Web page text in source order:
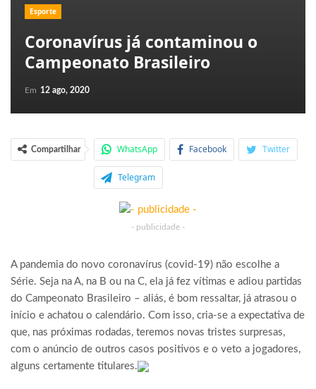
Esporte
Coronavírus já contaminou o
Campeonato Brasileiro
Em 12 ago, 2020
Compartilhar WhatsApp Facebook Twitter
Telegram
- publicidade -
A pandemia do novo coronavírus (covid-19) não escolhe a
Série. Seja na A, na B ou na C, ela já fez vítimas e adiou partidas
do Campeonato Brasileiro – aliás, é bom ressaltar, já atrasou o
início e achatou o calendário. Com isso, cria-se a expectativa de
que, nas próximas rodadas, teremos novas tristes surpresas,
com o anúncio de outros casos positivos e o veto a jogadores,
alguns certamente titulares.